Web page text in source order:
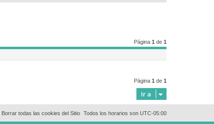
Página 1 de 1
Página 1 de 1
Ir a
Todos los horarios son UTC-05:00
Borrar todas las cookies del Sitio